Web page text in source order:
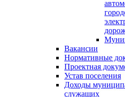
Вакансии
Нормативные
Проектная
Устав поселения
Доходы
служащих